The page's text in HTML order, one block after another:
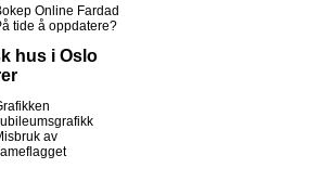
Online Fardad
tide å oppdatere?
hus i Oslo
av